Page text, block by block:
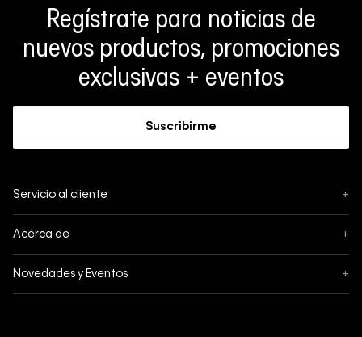
Regístrate para noticias de
nuevos productos, promociones
exclusivas + eventos
Suscribirme
Servicio al cliente +
Mis pedidos
Formas de pago
Acerca de +
Política de privacidad
Novedades y Eventos +